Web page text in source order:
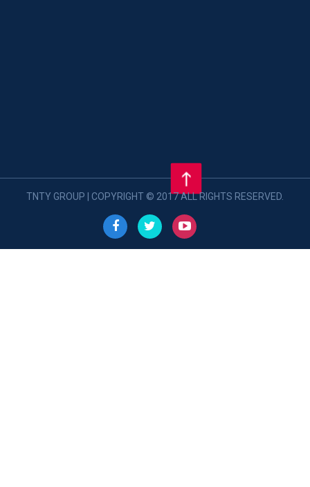
TNTY GROUP | COPYRIGHT © 2017 ALL RIGHTS RESERVED.